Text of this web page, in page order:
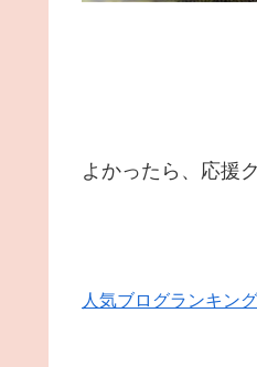
よかったら、応援
人気ブログランキング